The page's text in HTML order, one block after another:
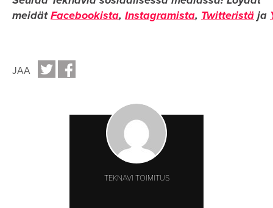
meidätFacebookista, Instagramista, Twitteristä ja
JAA
TEKNAVI TOIMITUS